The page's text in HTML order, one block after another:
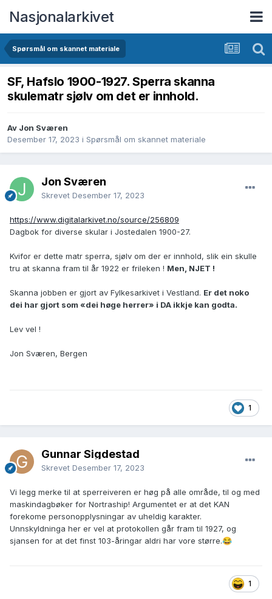
Nasjonalarkivet
Spørsmål om skannet materiale
SF, Hafslo 1900-1927. Sperra skanna
skulematr sjølv om det er innhold.
Av Jon Sværen
Desember 17, 2023 i Spørsmål om skannet materiale
Jon Sværen
Skrevet Desember 17, 2023
https://www.digitalarkivet.no/source/256809
Dagbok for diverse skular i Jostedalen 1900-27.
Kvifor er dette matr sperra, sjølv om der er innhold, slik ein skulle
tru at skanna fram til år 1922 er frileken ! Men, NJET !
Skanna jobben er gjort av Fylkesarkivet i Vestland. Er det noko
dei har gjort som «dei høge herrer» i DA ikkje kan godta.
Lev vel !
Jon Sværen, Bergen
1
Gunnar Sigdestad
Skrevet Desember 17, 2023
Vi legg merke til at sperreiveren er høg på alle område, til og med
maskindagbøker for Nortraship! Argumentet er at det KAN
forekome personopplysningar av uheldig karakter.
Unnskyldninga her er vel at protokollen går fram til 1927, og
sjansen for at det finst 103-åringar aldri har vore større.😂
1